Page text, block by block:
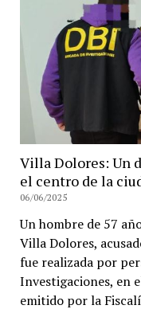
Villa Dolores: Un
el centro de la
06/06/2025
Un hombre de 57
Villa Dolores,
fue realizada por
Investigaciones, en
emitido por la